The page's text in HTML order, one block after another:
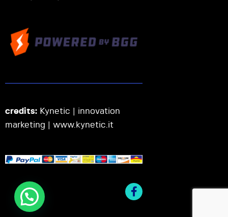
credits: Kynetic | innovation
marketing | www.kynetic.it